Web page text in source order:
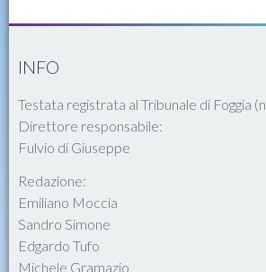
INFO
Testata registrata al Tribunale di Foggia
Direttore responsabile:
Fulvio di Giuseppe
Redazione:
Emiliano Moccia
Sandro Simone
Edgardo Tufo
Michele Gramazio